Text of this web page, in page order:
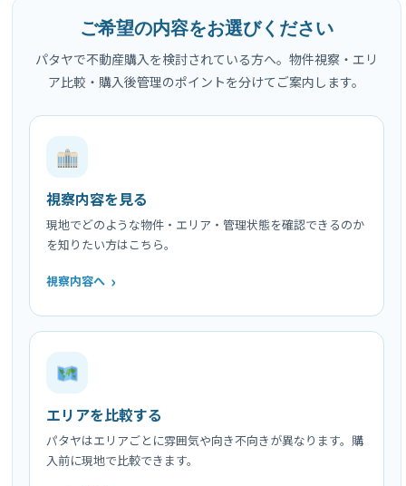
ご希望の内容をお選びください
パタヤで不動産購入を検討されている方へ。物件視察・エリ
ア比較・購入後管理のポイントを分けてご案内します。
視察内容を見る
現地でどのような物件・エリア・管理状態を確認できるのか
を知りたい方はこちら。
視察内容へ
エリアを比較する
パタヤはエリアごとに雰囲気や向き不向きが異なります。購
入前に現地で比較できます。